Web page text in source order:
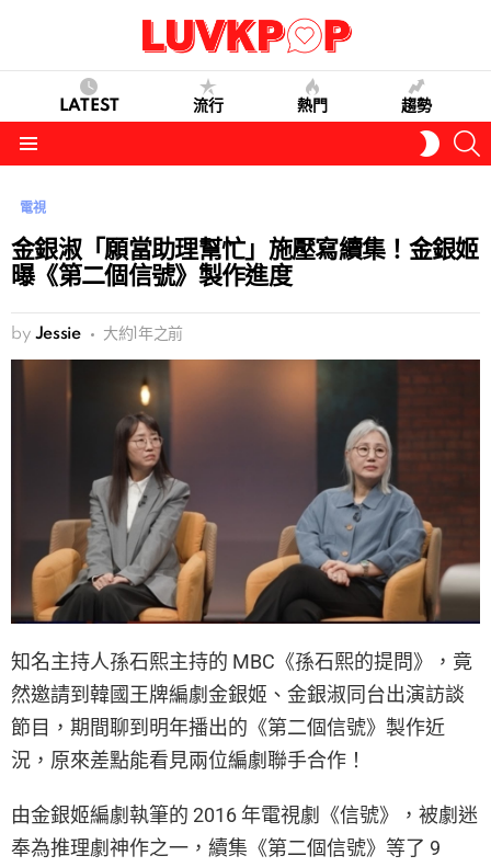
LATEST 流行 熱門 趨勢
SKIN
電視
金銀淑「願當助理幫忙」施壓寫續集！金銀姬
曝《第二個信號》製作進度
by Jessie 大約1年之前
知名主持人孫石熙主持的 MBC《孫石熙的提問》，竟
然邀請到韓國王牌編劇金銀姬、金銀淑同台出演訪談
節目，期間聊到明年播出的《第二個信號》製作近
況，原來差點能看見兩位編劇聯手合作！
由金銀姬編劇執筆的 2016 年電視劇《信號》，被劇迷
奉為推理劇神作之一，續集《第二個信號》等了 9